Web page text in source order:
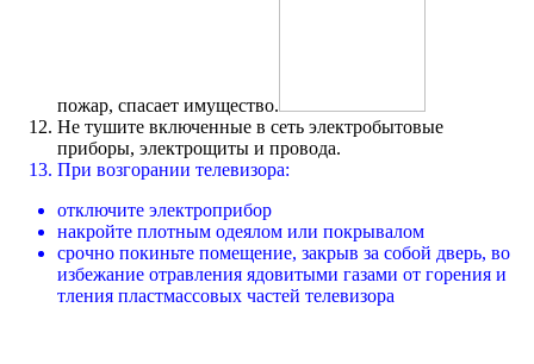
пожар, спасает имущество.
Не тушите включенные в сеть электробытовые
приборы, электрощиты и провода.
При возгорании телевизора:
отключите электроприбор
накройте плотным одеялом или покрывалом
срочно покиньте помещение, закрыв за собой дверь, во
избежание отравления ядовитыми газами от горения и
тления пластмассовых частей телевизора